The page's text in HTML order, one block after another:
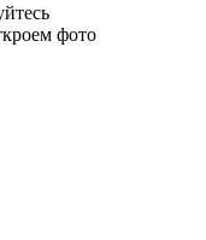
фото